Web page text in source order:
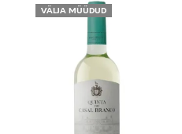
VÄLJA MÜÜDUD